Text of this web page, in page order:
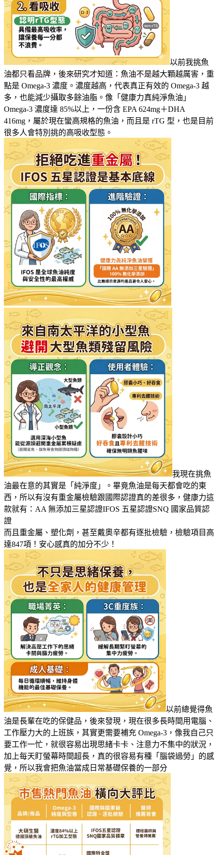
以前我挑魚
油都只看品牌，後來研究才知道：魚油不是越大顆越厲害，重
點是 Omega-3 濃度。濃度越高，代表真正有效的 Omega-3 越
多，也能減少攝取多餘油脂。像「健康力真純淨魚油」
Omega-3 濃度達 85%以上，一份含 EPA 624mg＋DHA
416mg，屬於現在蠻高規格的魚油，而且是 rTG 型，也是目前
很多人會特別挑的高吸收型態。
我現在挑魚
油最在意的其實是「純淨度」。畢竟魚油是每天都會吃的東
西，所以有沒有重金屬檢驗跟國際認證真的差很多，健康力這
款就有：AA 無添加三星認證IFOS 五星認證SNQ 國家品質認
證
而且重金屬、塑化劑，甚至戴奧辛都有逐批檢驗，檢驗項目高
達847項！安心感真的加分不少！
以前總覺得魚
油是長輩在吃的保健品，後來發現，現在很多長時間用電腦、
工作壓力大的上班族，其實更需要補充 Omega-3，像我自己只
要工作一忙，就很容易出現思緒卡卡、注意力不集中的狀況，
加上每天盯螢幕時間超長，真的很容易有種「腦袋過勞」的感
覺，所以我會把魚油當成日常基礎保養的一部分